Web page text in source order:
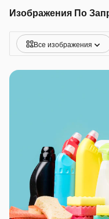
Все изображения